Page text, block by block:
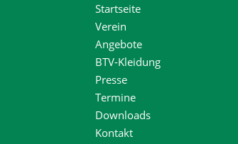
Startseite
Verein
Angebote
BTV-Kleidung
Presse
Termine
Downloads
Kontakt